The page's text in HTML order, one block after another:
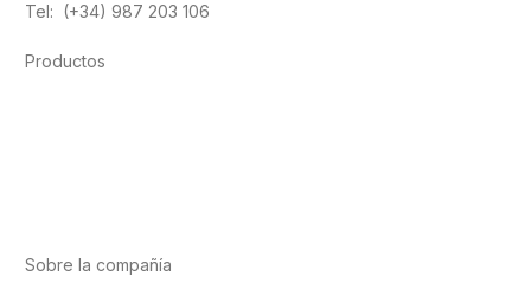
Tel: (+34) 987 203 106
Productos
Sobre la compañía